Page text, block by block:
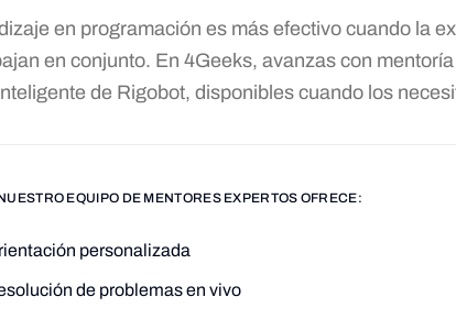
en programación es más efectivo cuando la
en conjunto. En 4Geeks, avanzas con mentoría
de Rigobot, disponibles cuando los
EQUIPO DE MENTORES EXPERTOS OFRECE:
personalizada
de problemas en vivo